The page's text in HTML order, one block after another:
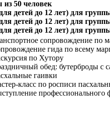
из 50 человек
детей до 12 лет) для
детей до 12 лет) для
детей до 12 лет) для
сопровождение по
гида по всему
по Хутору
обед: бутерброды с
гаивки
класс по росписи
профессионального